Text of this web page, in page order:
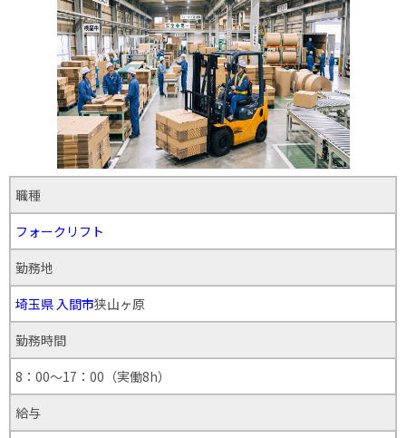
職種
フォークリフト
勤務地
埼玉県 入間市狭山ヶ原
勤務時間
8：00～17：00（実働8h）
給与